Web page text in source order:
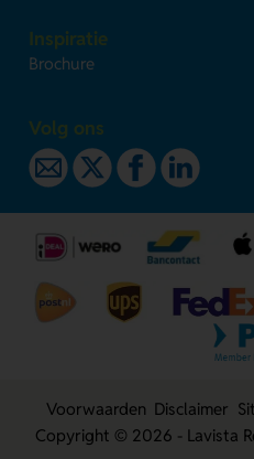
Inspiratie
Brochure
Volg ons
Voorwaarden Disclaimer
Copyright © 2026 - Lavista